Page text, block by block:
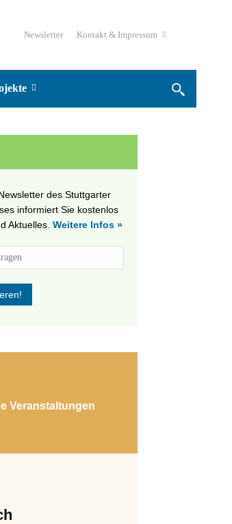
Newsletter Kontakt & Impressum
des Stuttgarter
informiert Sie kostenlos
Aktuelles. Weitere Infos »
Veranstaltungen